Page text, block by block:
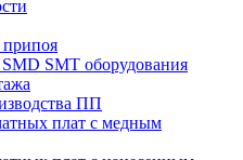
припоя
SMT оборудования
ПП
плат с медным